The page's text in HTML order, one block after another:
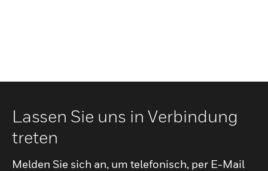
Lassen Sie uns in Verbindung
treten
Melden Sie sich an, um telefonisch, per E-Mail